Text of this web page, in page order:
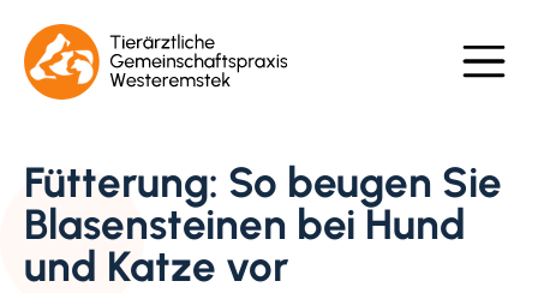
Fütterung: So beugen Sie
Blasensteinen bei Hund
und Katze vor